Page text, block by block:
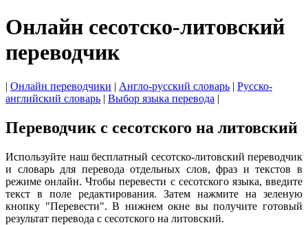
Онлайн сесотско-литовский
переводчик
| Онлайн переводчики | Англо-русский словарь | Русско-
английский словарь | Выбор языка перевода |
Переводчик с сесотского на литовский
Используйте наш бесплатный сесотско-литовский переводчик
и словарь для перевода отдельных слов, фраз и текстов в
режиме онлайн. Чтобы перевести с сесотского языка, введите
текст в поле редактирования. Затем нажмите на зеленую
кнопку "Перевести". В нижнем окне вы получите готовый
результат перевода с сесотского на литовский.